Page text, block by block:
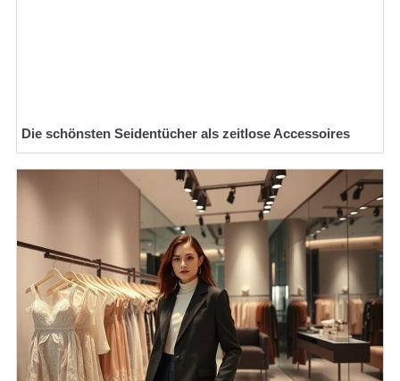
Die schönsten Seidentücher als zeitlose Accessoires